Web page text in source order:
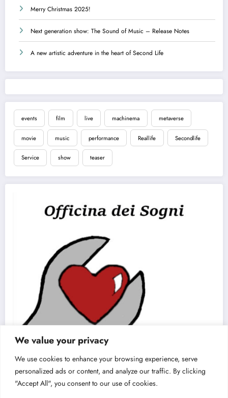
We value your privacy
We use cookies to enhance your browsing experience, serve
personalized ads or content, and analyze our traffic. By clicking
"Accept All", you consent to our use of cookies.
Merry Christmas 2025!
Next generation show: The Sound of Music – Release Notes
A new artistic adventure in the heart of Second Life
events film live machinema metaverse
movie music performance Reallife Secondlife
Service show teaser